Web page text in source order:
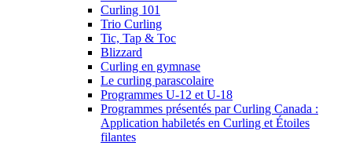
Curling 101
Trio Curling
Tic, Tap & Toc
Blizzard
Curling en gymnase
Le curling parascolaire
Programmes U-12 et U-18
Programmes présentés par Curling Canada :
Application habiletés en Curling et Étoiles
filantes